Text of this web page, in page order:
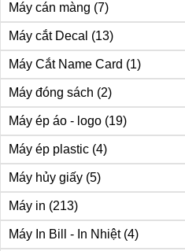
Máy cán màng (7)
Máy cắt Decal (13)
Máy Cắt Name Card (1)
Máy đóng sách (2)
Máy ép áo - logo (19)
Máy ép plastic (4)
Máy hủy giấy (5)
Máy in (213)
Máy In Bill - In Nhiệt (4)